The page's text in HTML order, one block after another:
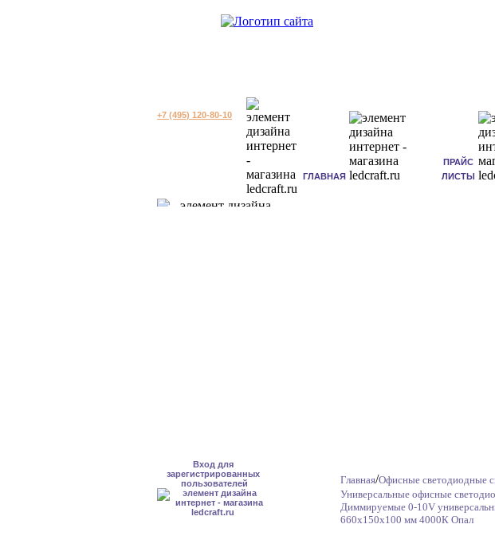
+7 (495) 120-80-10
ГЛАВНАЯ
ПРАЙС
ЛИСТЫ
Вход для
зарегистрированных
пользователей
Главная/Офисные светодиодные
Универсальные офисные
Диммируемые 0-10V
660x150x100 мм 4000К Опал